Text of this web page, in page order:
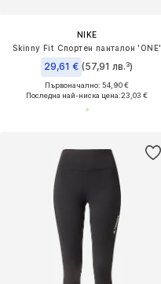
NIKE
Skinny Fit Спортен панталон 'ONE'
29,61 € (57,91 лв.³)
Първоначално: 54,90 €
Последна най-ниска цена:23,03 €